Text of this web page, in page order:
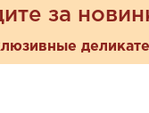
за
поступления